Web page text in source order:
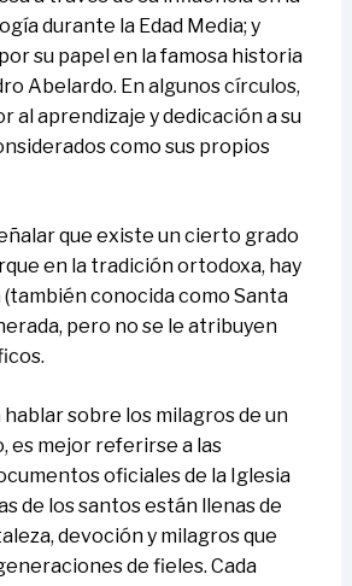
durante la Edad Media; y
su papel en la famosa historia
Abelardo. En algunos círculos,
al aprendizaje y dedicación a su
como sus propios
que existe un cierto grado
en la tradición ortodoxa, hay
(también conocida como Santa
pero no se le atribuyen
hablar sobre los milagros de un
es mejor referirse a las
oficiales de la Iglesia
de los santos están llenas de
devoción y milagros que
de fieles. Cada